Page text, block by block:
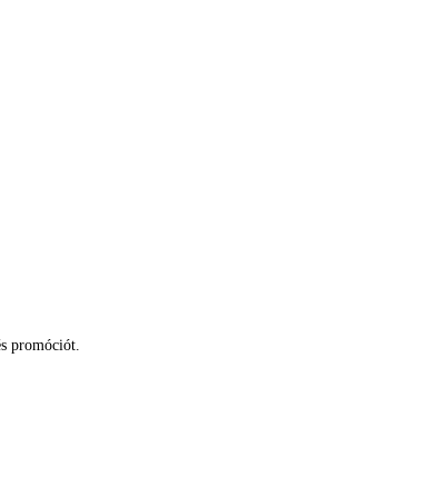
promóciót.